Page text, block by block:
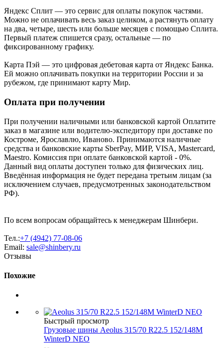
Яндекс Cплит — это сервис для оплаты покупок частями.
Можно не оплачивать весь заказ целиком, а растянуть оплату
на два, четыре, шесть или больше месяцев с помощью Сплита.
Первый платеж спишется сразу, остальные — по
фиксированному графику.
Карта Пэй — это цифровая дебетовая карта от Яндекс Банка.
Ей можно оплачивать покупки на территории России и за
рубежом, где принимают карту Мир.
Оплата при получении
При получении наличными или банковской картой Оплатите
заказ в магазине или водителю-экспедитору при доставке по
Костроме, Ярославлю, Иваново. Принимаются наличные
средства и банковские карты SberPay, МИР, VISA, Mastercard,
Maestro. Комиссия при оплате банковской картой - 0%.
Данный вид оплаты доступен только для физических лиц.
Введённая информация не будет передана третьим лицам (за
исключением случаев, предусмотренных законодательством
РФ).
По всем вопросам обращайтесь к менеджерам Шинбери.
Тел.:+7 (4942) 77-08-06
Email: sale@shinbery.ru
Отзывы
Похожие
Быстрый просмотр
Грузовые шины Aeolus 315/70 R22.5 152/148M
WinterD NEO